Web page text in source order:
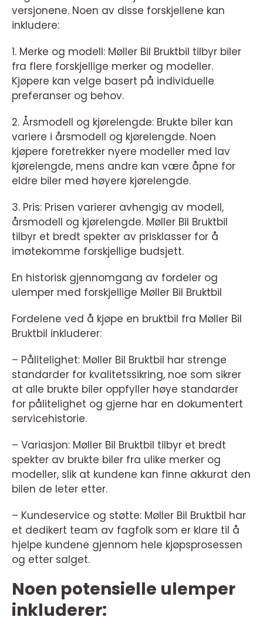
versjonene. Noen av disse forskjellene kan
inkludere:
1. Merke og modell: Møller Bil Bruktbil tilbyr biler
fra flere forskjellige merker og modeller.
Kjøpere kan velge basert på individuelle
preferanser og behov.
2. Årsmodell og kjørelengde: Brukte biler kan
variere i årsmodell og kjørelengde. Noen
kjøpere foretrekker nyere modeller med lav
kjørelengde, mens andre kan være åpne for
eldre biler med høyere kjørelengde.
3. Pris: Prisen varierer avhengig av modell,
årsmodell og kjørelengde. Møller Bil Bruktbil
tilbyr et bredt spekter av prisklasser for å
imøtekomme forskjellige budsjett.
En historisk gjennomgang av fordeler og
ulemper med forskjellige Møller Bil Bruktbil
Fordelene ved å kjøpe en bruktbil fra Møller Bil
Bruktbil inkluderer:
– Pålitelighet: Møller Bil Bruktbil har strenge
standarder for kvalitetssikring, noe som sikrer
at alle brukte biler oppfyller høye standarder
for pålitelighet og gjerne har en dokumentert
servicehistorie.
– Variasjon: Møller Bil Bruktbil tilbyr et bredt
spekter av brukte biler fra ulike merker og
modeller, slik at kundene kan finne akkurat den
bilen de leter etter.
– Kundeservice og støtte: Møller Bil Bruktbil har
et dedikert team av fagfolk som er klare til å
hjelpe kundene gjennom hele kjøpsprosessen
og etter salget.
Noen potensielle ulemper
inkluderer: